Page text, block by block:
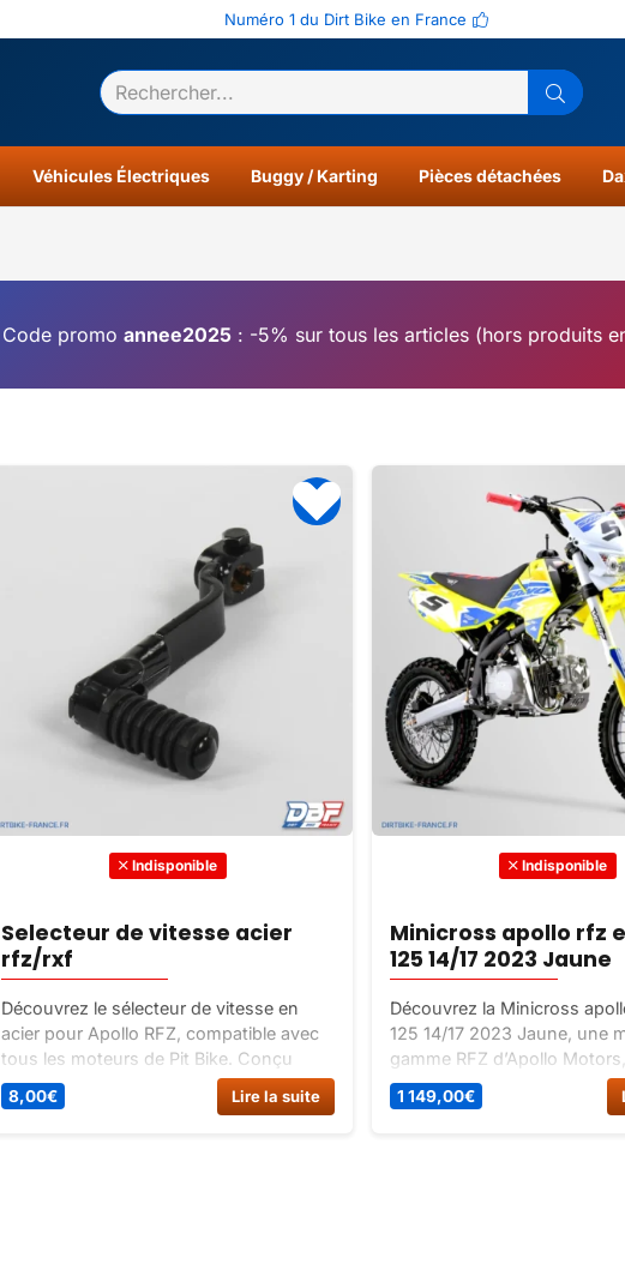
Numéro 1 du Dirt Bike en France
Véhicules Électriques Buggy / Karting Pièces détachées
Code promoannee2025 : -5% sur tous les articles (hors produits
Indisponible
Selecteur de vitesse acier
rfz/rxf
Découvrez le sélecteur de vitesse en
acier pour Apollo RFZ, compatible avec
tous les moteurs de Pit Bike. Conçu
spécifiquement pour la RFZ, ce sélecteur
robuste et pratique est un accessoire
8,00€ Lire la suite
Indisponible
Minicross apollo rfz
125 14/17 2023 Jaune
Découvrez la Minicross
125 14/17 2023 Jaune, une
gamme RFZ d’Apollo
motos de championnat du
moto cross. Performante et
1 149,00€
Résultats 0